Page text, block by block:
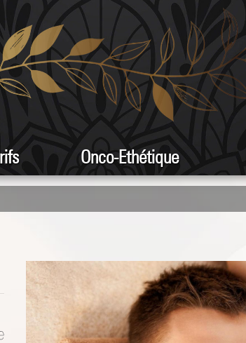
Onco-Ethétique